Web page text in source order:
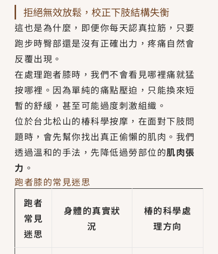
拒絕無效放鬆，校正下肢結構失衡
這也是為什麼，即便你每天認真拉筋，只要
跑步時臀部還是沒有正確出力，疼痛自然會
反覆出現。
在處理跑者膝時，我們不會看見哪裡痛就猛
按哪裡。因為單純的痛點壓迫，只能換來短
暫的舒緩，甚至可能過度刺激組織。
位於台北松山的椿科學按摩，在面對下肢問
題時，會先幫你找出真正偷懶的肌肉。我們
透過溫和的手法，先降低過勞部位的肌肉張
力 。
跑者膝的常見迷思
跑者
常見
迷思
身體的真實狀
況
椿的科學處
理方向